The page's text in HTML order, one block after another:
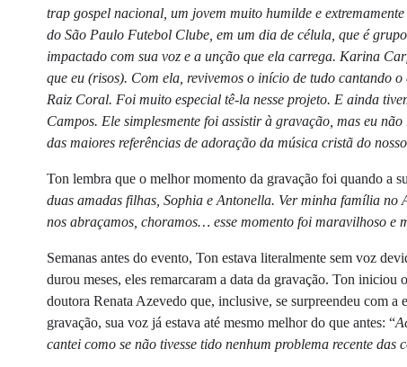
trap gospel nacional, um jovem muito humilde e
do São Paulo Futebol Clube, em um dia de célula, que é
impactado com sua voz e a unção que ela carrega. Karina
que eu (risos). Com ela, revivemos o início de tudo cantando
Raiz Coral. Foi muito especial tê-la nesse projeto. E ainda
Campos. Ele simplesmente foi assistir à gravação, mas eu
das maiores referências de adoração da música cristã do
Ton lembra que o melhor momento da gravação foi quando a
duas amadas filhas, Sophia e Antonella. Ver minha família
nos abraçamos, choramos… esse momento foi maravilhoso e
Semanas antes do evento, Ton estava literalmente sem voz
durou meses, eles remarcaram a data da gravação. Ton
doutora Renata Azevedo que, inclusive, se surpreendeu com
gravação, sua voz já estava até mesmo melhor do que antes: “
cantei como se não tivesse tido nenhum problema recente das